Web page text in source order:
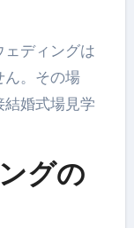
ディングは
ん。その場
婚式場見学
グの